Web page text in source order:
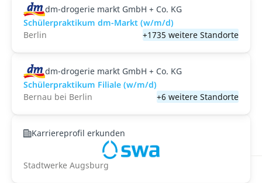
dm-drogerie markt GmbH + Co. KG
Schülerpraktikum dm-Markt (w/m/d)
Berlin
+1735 weitere Standorte
dm-drogerie markt GmbH + Co. KG
Schülerpraktikum Filiale (w/m/d)
Bernau bei Berlin
+6 weitere Standorte
Karriereprofil erkunden
Stadtwerke Augsburg